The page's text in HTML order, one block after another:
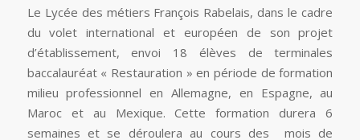
Le Lycée des métiers François Rabelais, dans le cadre
du volet international et européen de son projet
d’établissement, envoi 18 élèves de terminales
baccalauréat « Restauration » en période de formation
milieu professionnel en Allemagne, en Espagne, au
Maroc et au Mexique. Cette formation durera 6
semaines et se déroulera au cours des mois de